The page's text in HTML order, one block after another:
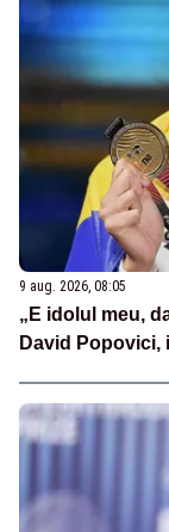
9 aug. 2026, 08:05
„E idolul meu,
David Popovici,